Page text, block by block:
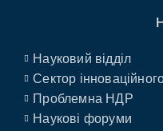
Науковий відділ
Сектор
Проблемна НДР
Наукові форуми